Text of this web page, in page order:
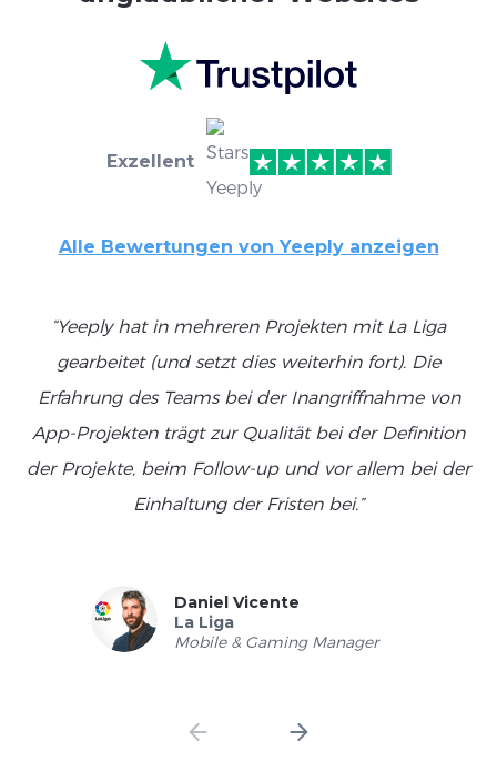
Exzellent
Alle Bewertungen von Yeeply anzeigen
“Yeeply hat in mehreren Projekten mit La Liga
gearbeitet (und setzt dies weiterhin fort). Die
Erfahrung des Teams bei der Inangriffnahme von
App-Projekten trägt zur Qualität bei der Definition
der Projekte, beim Follow-up und vor allem bei der
Einhaltung der Fristen bei.”
Daniel Vicente
La Liga
Mobile & Gaming Manager